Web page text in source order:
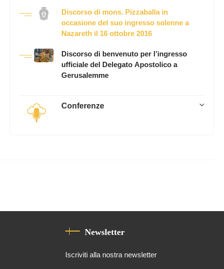
Discorso di mons. Pizzaballa in
occasione del suo ingresso solenne a
Nazareth il 16 ottobre 2016
Discorso di benvenuto per l’ingresso
ufficiale del Delegato Apostolico a
Gerusalemme
Conferenze
Newsletter
Iscriviti alla nostra newsletter